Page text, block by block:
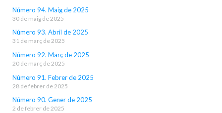
Número 94. Maig de 2025
30 de maig de 2025
Número 93. Abril de 2025
31 de març de 2025
Número 92. Març de 2025
20 de març de 2025
Número 91. Febrer de 2025
28 de febrer de 2025
Número 90. Gener de 2025
2 de febrer de 2025